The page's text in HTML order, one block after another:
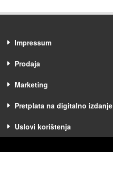
Impressum
Prodaja
Marketing
Pretplata na digitalno izdanje
Uslovi korištenja